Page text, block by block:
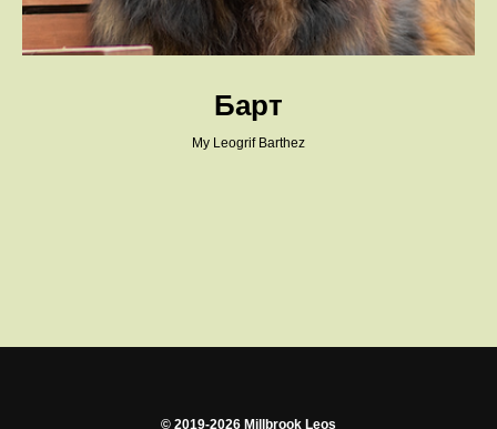
Барт
My Leogrif Barthez
© 2019-2026 Millbrook Leos